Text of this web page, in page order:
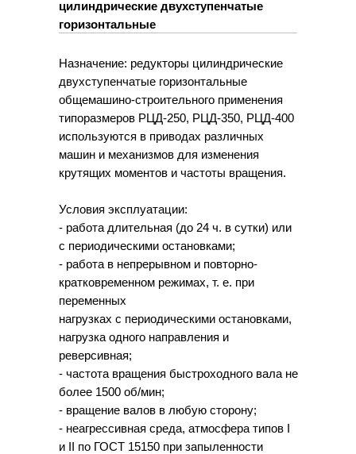
цилиндрические двухступенчатые
горизонтальные
Назначение: редукторы цилиндрические
двухступенчатые горизонтальные
общемашино-строительного применения
типоразмеров РЦД-250, РЦД-350, РЦД-400
используются в приводах различных
машин и механизмов для изменения
крутящих моментов и частоты вращения.
Условия эксплуатации:
- работа длительная (до 24 ч. в сутки) или
с периодическими остановками;
- работа в непрерывном и повторно-
кратковременном режимах, т. е. при
переменных
нагрузках с периодическими остановками,
нагрузка одного направления и
реверсивная;
- частота вращения быстроходного вала не
более 1500 об/мин;
- вращение валов в любую сторону;
- неагрессивная среда, атмосфера типов I
и II по ГОСТ 15150 при запыленности